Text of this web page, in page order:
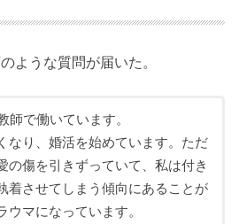
ような質問が届いた。
師で働いています。
なり、婚活を始めています。ただ
の傷を引きずっていて、私は付き
着させてしまう傾向にあることが
ウマになっています。